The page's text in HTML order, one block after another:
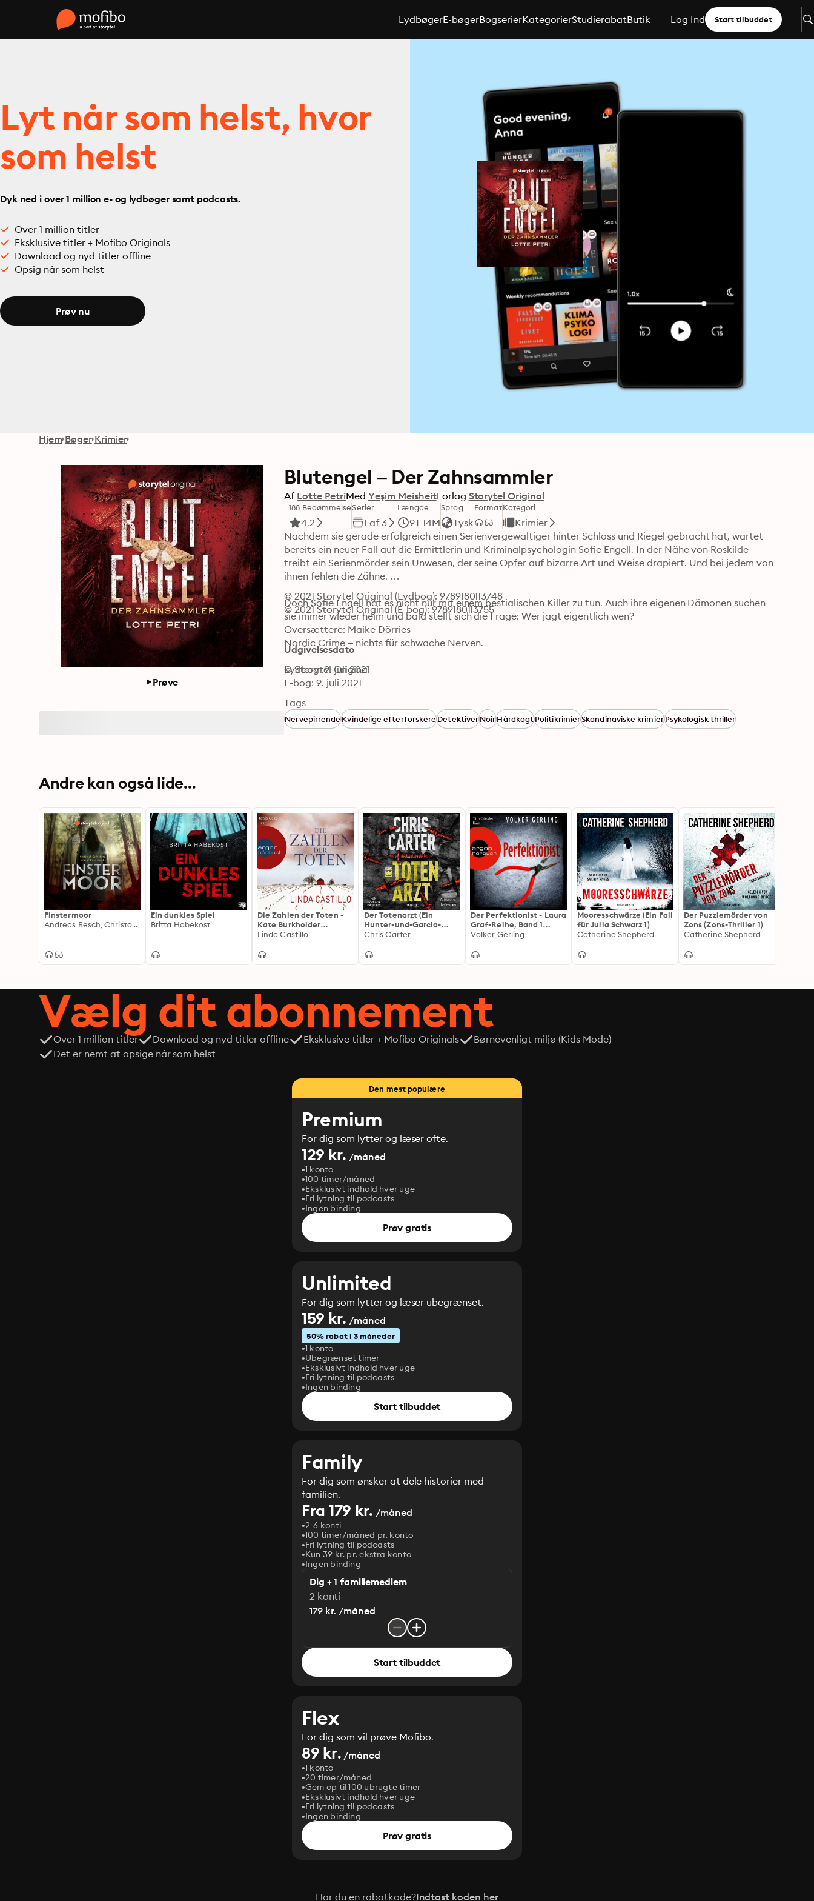
LydbøgerE-bøgerBogserierKategorierStudierabatButik Log Ind Start tilbuddet
Lyt når som helst, hvor
som helst
Dyk ned i over 1 million e- og lydbøger samt podcasts.
Over 1 million titler
Eksklusive titler + Mofibo Originals
Download og nyd titler offline
Opsig når som helst
Prøv nu
Hjem Bøger Krimier
Prøve
Blutengel – Der Zahnsammler
Af Lotte PetriMed Yeşim MeisheitForlag Storytel Original
188 Bedømmelse
4.2
Serier
1 af 3
Længde
9T 14M
Sprog
Tysk
FormatKategori
Krimier
Nachdem sie gerade erfolgreich einen Serienvergewaltiger hinter Schloss und Riegel gebracht hat, wartet
bereits ein neuer Fall auf die Ermittlerin und Kriminalpsychologin Sofie Engell. In der Nähe von Roskilde
treibt ein Serienmörder sein Unwesen, der seine Opfer auf bizarre Art und Weise drapiert. Und bei jedem von
ihnen fehlen die Zähne.
Doch Sofie Engell hat es nicht nur mit einem bestialischen Killer zu tun. Auch ihre eigenen Dämonen suchen
sie immer wieder heim und bald stellt sich die Frage: Wer jagt eigentlich wen?
Nordic Crime – nichts für schwache Nerven.
© Storytel Original
© 2021 Storytel Original (Lydbog): 9789180113748
© 2021 Storytel Original (E-bog): 9789180113755
Oversættere: Maike Dörries
Udgivelsesdato
Lydbog: 9. juli 2021
E-bog: 9. juli 2021
Tags
NervepirrendeKvindelige efterforskereDetektiverNoirHårdkogtPolitikrimierSkandinaviske krimierPsykologisk thriller
Andre kan også lide...
Finstermoor
Andreas Resch, Christoph Callenberg
Ein dunkles Spiel
Britta Habekost
Die Zahlen der Toten -
Kate Burkholder
ermittelt, Band 1
Linda Castillo
Der Totenarzt (Ein
Hunter-und-Garcia-
Thriller 13): Aufregend
Dieser Serienkiller
Chris Carter
Der Perfektionist - Laura
Graf-Reihe, Band 1
(Ungekürzte Lesung)
Volker Gerling
Mooresschwärze (Ein Fall
für Julia Schwarz 1)
Catherine Shepherd
Der Puzzlemörder von
Zons (Zons-Thriller 1)
Catherine Shepherd
Vælg dit abonnement
Over 1 million titler Download og nyd titler offline Eksklusive titler + Mofibo Originals
Børnevenligt miljø (Kids Mode)
Det er nemt at opsige når som helst
Den mest populære
Premium
For dig som lytter og læser ofte.
129 kr. /måned
1 konto
100 timer/måned
Eksklusivt indhold hver uge
Fri lytning til podcasts
Ingen binding
Prøv gratis
Unlimited
For dig som lytter og læser ubegrænset.
159 kr. /måned
50% rabat i 3 måneder
1 konto
Ubegrænset timer
Eksklusivt indhold hver uge
Fri lytning til podcasts
Ingen binding
Start tilbuddet
Family
For dig som ønsker at dele historier med
familien.
Fra 179 kr. /måned
2-6 konti
100 timer/måned pr. konto
Fri lytning til podcasts
Kun 39 kr. pr. ekstra konto
Ingen binding
Dig + 1 familiemedlem
2 konti
179 kr. /måned
Start tilbuddet
Flex
For dig som vil prøve Mofibo.
89 kr. /måned
1 konto
20 timer/måned
Gem op til 100 ubrugte timer
Eksklusivt indhold hver uge
Fri lytning til podcasts
Ingen binding
Prøv gratis
Har du en rabatkode?Indtast koden her